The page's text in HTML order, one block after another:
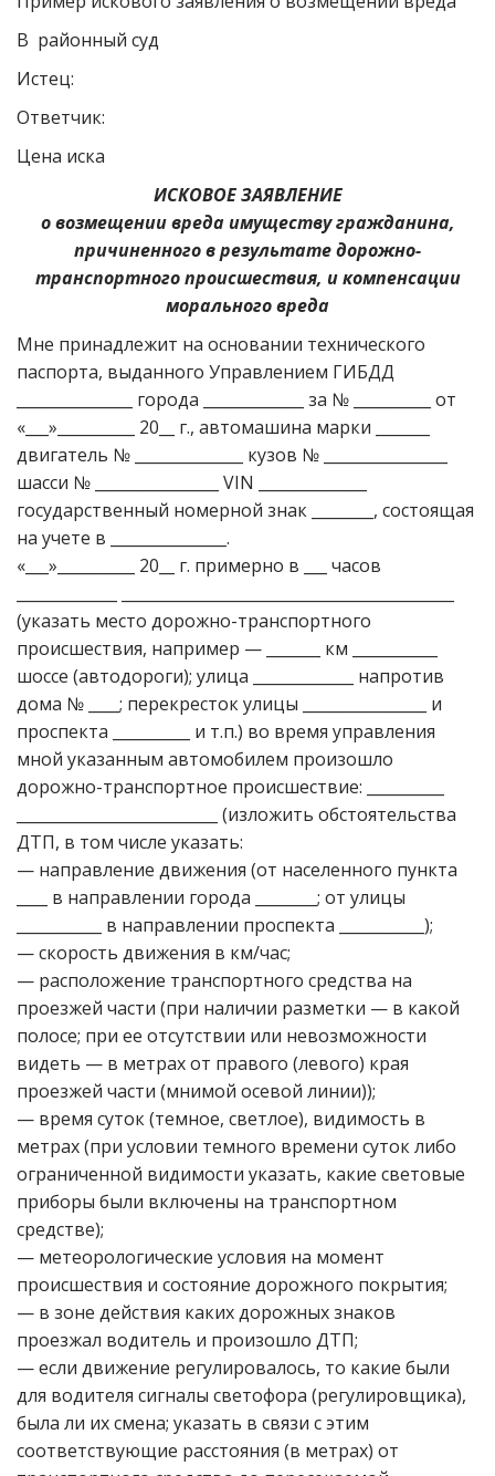
В районный суд
Истец:
Ответчик:
Цена иска
ИСКОВОЕ ЗАЯВЛЕНИЕ
о возмещении вреда имуществу гражданина,
причиненного в результате дорожно-
транспортного происшествия, и компенсации
морального вреда
Мне принадлежит на основании технического
паспорта, выданного Управлением ГИБДД
_______________ города _____________ за № __________ от
«___»__________ 20__ г., автомашина марки _______
двигатель № ______________ кузов № ________________
шасси № ________________ VIN ______________
государственный номерной знак ________, состоящая
на учете в _______________.
«___»__________ 20__ г. примерно в ___ часов
(указать место дорожно-транспортного
происшествия, например — _______ км ___________
шоссе (автодороги); улица _____________ напротив
дома № ____; перекресток улицы ________________ и
проспекта __________ и т.п.) во время управления
мной указанным автомобилем произошло
дорожно-транспортное происшествие: __________
__________________________ (изложить обстоятельства
ДТП, в том числе указать:
— направление движения (от населенного пункта
____ в направлении города ________; от улицы
___________ в направлении проспекта ___________);
— скорость движения в км/час;
— расположение транспортного средства на
проезжей части (при наличии разметки — в какой
полосе; при ее отсутствии или невозможности
видеть — в метрах от правого (левого) края
проезжей части (мнимой осевой линии));
— время суток (темное, светлое), видимость в
метрах (при условии темного времени суток либо
ограниченной видимости указать, какие световые
приборы были включены на транспортном
средстве);
— метеорологические условия на момент
происшествия и состояние дорожного покрытия;
— в зоне действия каких дорожных знаков
проезжал водитель и произошло ДТП;
— если движение регулировалось, то какие были
для водителя сигналы светофора (регулировщика),
была ли их смена; указать в связи с этим
соответствующие расстояния (в метрах) от